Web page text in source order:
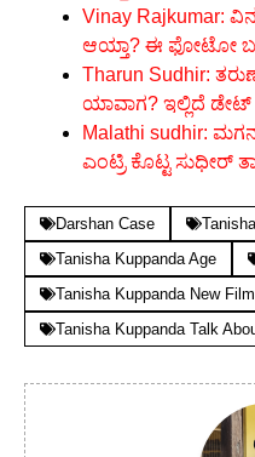
Vinay Rajkumar:
ಆಯ್ತಾ? ಈ ಫೋಟೋ ಬಗ್ಗೆ
Tharun Sudhir:
ಯಾವಾಗ? ಇಲ್ಲಿದೆ ಡೇಟ್
Malathi sudhir:
ಎಂಟ್ರಿ ಕೊಟ್ಟ ಸುಧೀರ್
Darshan Case
Tanisha Kuppanda Age
Tanisha Kuppanda New Film
Tanisha Kuppanda Talk